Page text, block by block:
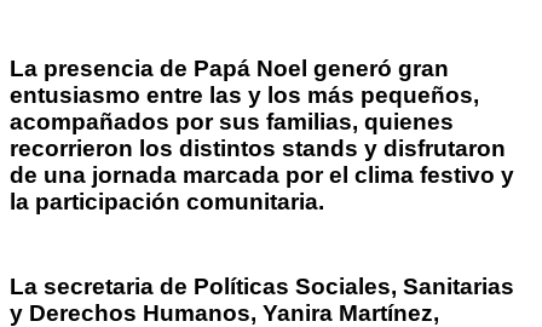
La presencia de Papá Noel generó gran
entusiasmo entre las y los más pequeños,
acompañados por sus familias, quienes
recorrieron los distintos stands y disfrutaron
de una jornada marcada por el clima festivo y
la participación comunitaria.
La secretaria de Políticas Sociales, Sanitarias
y Derechos Humanos, Yanira Martínez,